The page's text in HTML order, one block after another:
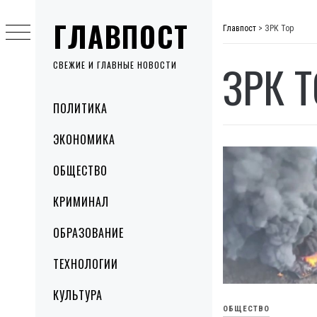
ГЛАВПОСТ
СВЕЖИЕ И ГЛАВНЫЕ НОВОСТИ
MenuПОЛИТИКА
ЭКОНОМИКА
ОБЩЕСТВО
КРИМИНАЛ
ОБРАЗОВАНИЕ
ТЕХНОЛОГИИ
КУЛЬТУРА
to
content
Главпост > ЗРК Тор
ЗРК
ОБЩЕСТВО